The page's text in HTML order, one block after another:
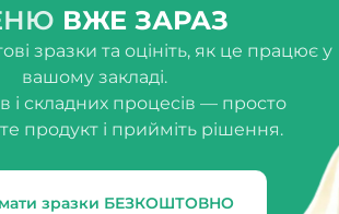
ВЖЕ ЗАРАЗ
зразки та оцініть, як це працює у
вашому закладі.
і складних процесів — просто
продукт і прийміть рішення.
зразки БЕЗКОШТОВНО